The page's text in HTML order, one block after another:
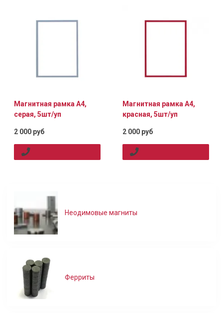
Магнитная рамка А4,
серая, 5шт/уп
2 000 руб
Магнитная рамка А4,
красная, 5шт/уп
2 000 руб
Неодимовые магниты
Ферриты